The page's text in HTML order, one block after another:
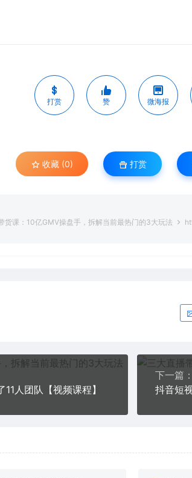
打赏 赞 微海报
收藏 (0) 打赏
货课：10亿GMV操盘手，拆解当前最热门的3大玩法
人团队【视频课程】
下一篇：